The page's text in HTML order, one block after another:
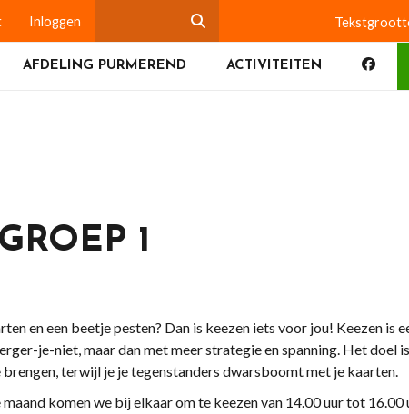
Inloggen
AFDELING PURMEREND ACTIVITEITEN
1
en een beetje pesten? Dan is keezen iets voor jou! Keezen is
je-niet, maar dan met meer strategie en spanning. Het doel
brengen, terwijl je je tegenstanders dwarsboomt met je kaarten.
komen we bij elkaar om te keezen van 14.00 uur tot 16.00